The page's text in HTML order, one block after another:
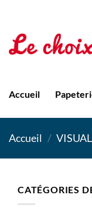
contenu
Accueil
Accueil /
CATÉGORIES